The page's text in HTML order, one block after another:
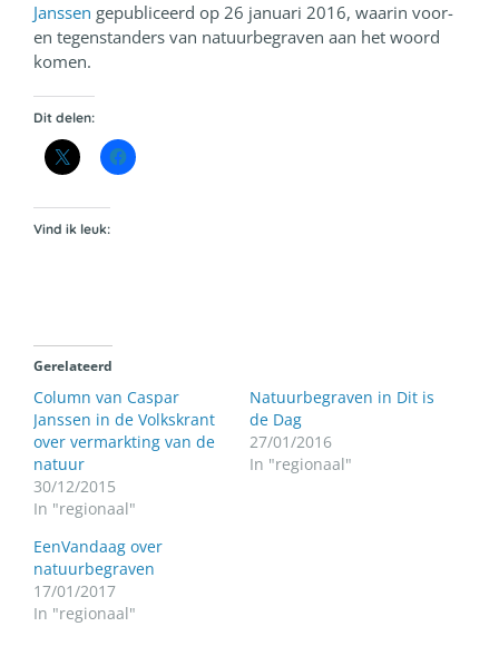
Janssen gepubliceerd op 26 januari 2016, waarin voor-
en tegenstanders van natuurbegraven aan het woord
komen.
Dit delen:
Vind ik leuk:
Gerelateerd
Column van Caspar
Janssen in de Volkskrant
over vermarkting van de
natuur
30/12/2015
In "regionaal"
Natuurbegraven in Dit is
de Dag
27/01/2016
In "regionaal"
EenVandaag over
natuurbegraven
17/01/2017
In "regionaal"